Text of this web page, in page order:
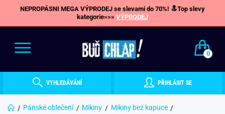
NEPROPÁSNI MEGA VÝPRODEJ se slevami do 70%! 🔝Top slevy
kategorie»»» VÝPRODEJ
0
VYHLEDÁVÁNÍ PŘIHLÁSIT SE
Pánské oblečení Mikiny
Mikiny bez kapuce